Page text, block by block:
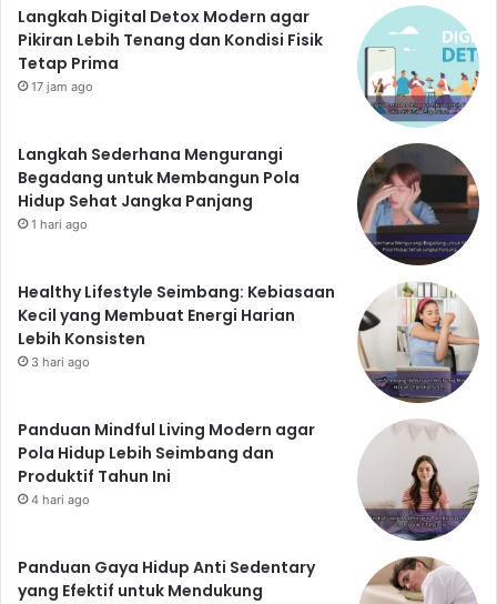
Langkah Digital Detox Modern agar
Pikiran Lebih Tenang dan Kondisi Fisik
Tetap Prima
17 jam ago
Langkah Sederhana Mengurangi
Begadang untuk Membangun Pola
Hidup Sehat Jangka Panjang
1 hari ago
Healthy Lifestyle Seimbang: Kebiasaan
Kecil yang Membuat Energi Harian
Lebih Konsisten
3 hari ago
Panduan Mindful Living Modern agar
Pola Hidup Lebih Seimbang dan
Produktif Tahun Ini
4 hari ago
Panduan Gaya Hidup Anti Sedentary
yang Efektif untuk Mendukung